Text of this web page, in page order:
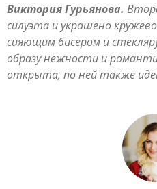
Виктория Гурьянова.
силуэта и украшено
сияющим бисером и
образу нежности и
открыта, по ней также